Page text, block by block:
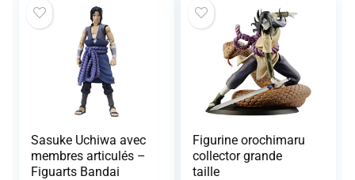
Sasuke Uchiwa avec
membres articulés –
Figuarts Bandai
Figurine orochimaru
collector grande
taille